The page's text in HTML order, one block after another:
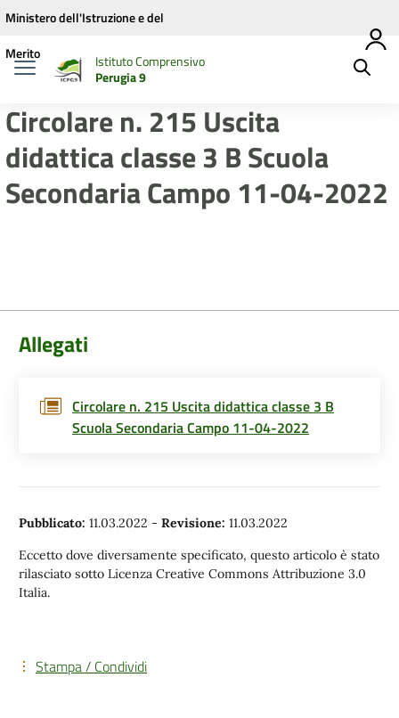
Vai ai contenuti
Vai al menu di navigazione
Vai al footer
Ministero dell'Istruzione e del
Merito
Istituto Comprensivo
Perugia 9
Circolare n. 215 Uscita
didattica classe 3 B Scuola
Secondaria Campo 11-04-2022
Allegati
Circolare n. 215 Uscita didattica classe 3 B
Scuola Secondaria Campo 11-04-2022
Pubblicato: 11.03.2022 - Revisione: 11.03.2022
Eccetto dove diversamente specificato, questo articolo è stato
rilasciato sotto Licenza Creative Commons Attribuzione 3.0
Italia.
Stampa / Condividi